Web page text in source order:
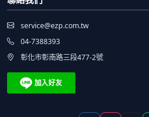
service@ezp.com.tw
04-7388393
彰化市彰南路三段477-2號